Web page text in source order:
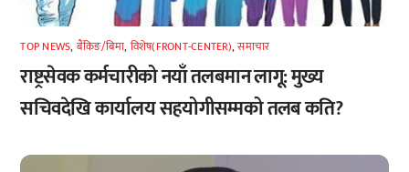
TOP NEWS, बैंकिङ/बिमा, विशेष(FRONT-CENTER),समाचार
राष्ट्रसेवक कर्मचारीको नयाँ तलबमान लागू: मुख्य
सचिवदेखि कार्यालय सहयोगीसम्मको तलब कति?